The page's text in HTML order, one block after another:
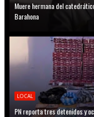
Muere hermana del
Barahona
LOCAL
PN reporta tres detenidos y